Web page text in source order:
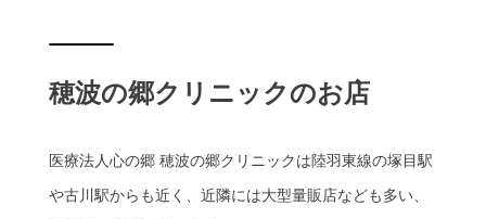
穂波の郷クリニックのお店
医療法人心の郷 穂波の郷クリニックは陸羽東線の塚目駅
や古川駅からも近く、近隣には大型量販店なども多い、